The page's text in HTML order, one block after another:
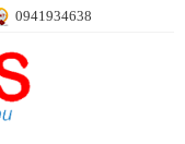
0941934638